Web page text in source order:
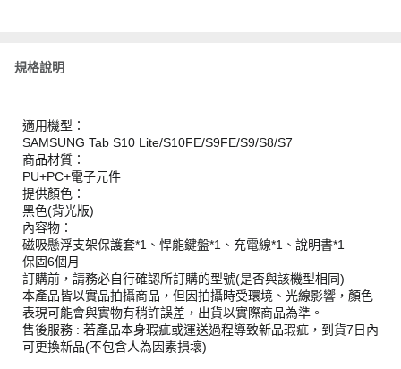
規格說明
適用機型：
SAMSUNG Tab S10 Lite/S10FE/S9FE/S9/S8/S7
商品材質：
PU+PC+電子元件
提供顏色：
黑色(背光版)
內容物：
磁吸懸浮支架保護套*1、悍能鍵盤*1、充電線*1、說明書*1
保固6個月
訂購前，請務必自行確認所訂購的型號(是否與該機型相同)
本產品皆以實品拍攝商品，但因拍攝時受環境、光線影響，顏色
表現可能會與實物有稍許誤差，出貨以實際商品為準。
售後服務 : 若產品本身瑕疵或運送過程導致新品瑕疵，到貨7日內
可更換新品(不包含人為因素損壞)